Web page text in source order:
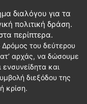
διαλόγου για τα
πολιτική δράση.
περίπτερα.
Δρόμος του δεύτερου
αρχάς, να δώσουμε
και
διεξόδου της
κρίση.